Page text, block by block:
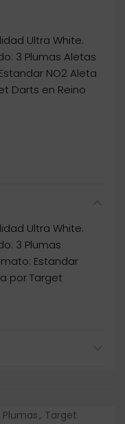
Ultra White.
3 Plumas Aletas
NO2 Aleta
Darts en Reino
Ultra White.
3 Plumas
Estandar
por Target
Plumas, Target